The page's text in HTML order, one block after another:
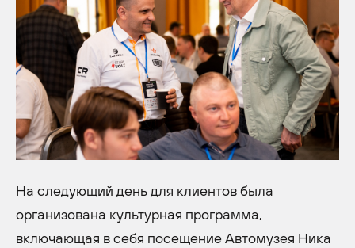
На следующий день для клиентов была
организована культурная программа,
включающая в себя посещение Автомузея Ника